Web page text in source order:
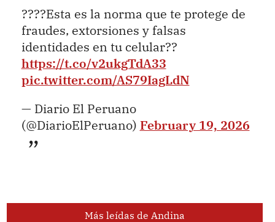
????Esta es la norma que te protege de
fraudes, extorsiones y falsas
identidades en tu celular??
https://t.co/v2ukgTdA33
pic.twitter.com/AS79IagLdN
— Diario El Peruano
(@DiarioElPeruano) February 19, 2026
Más leídas de Andina